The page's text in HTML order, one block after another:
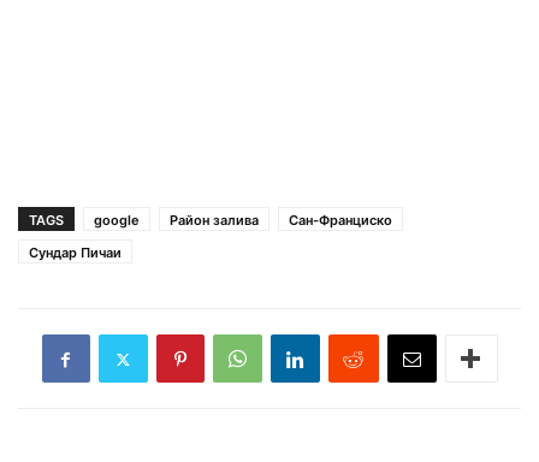
TAGS google Район залива
Сан-Франциско
Сундар Пичаи